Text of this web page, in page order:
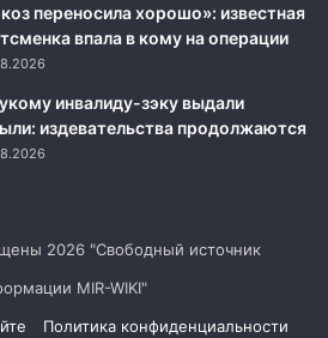
переносила хорошо»: известная
впала в кому на операции
инвалиду-зэку выдали
издевательства продолжаются
2026 "Свободный источник
MIR-WIKI"
Политика конфиденциальности